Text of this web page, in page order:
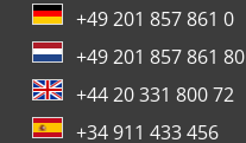
+49 201 857 861 0
+49 201 857 861 80
+44 20 331 800 72
+34 911 433 456